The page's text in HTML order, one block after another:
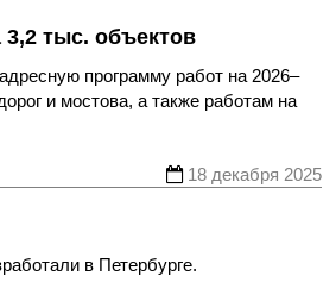
3,2 тыс. объектов
программу работ на 2026–
и мостова, а также работам на
18 декабря 2025
в Петербурге.